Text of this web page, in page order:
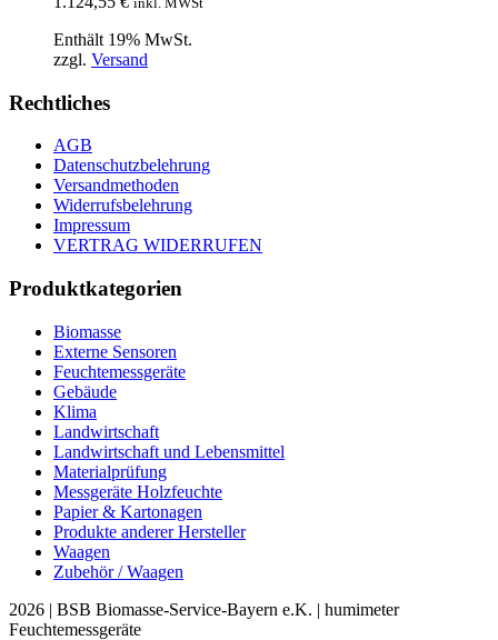
Enthält 19% MwSt.
zzgl. Versand
Rechtliches
AGB
Datenschutzbelehrung
Versandmethoden
Widerrufsbelehrung
Impressum
VERTRAG WIDERRUFEN
Produktkategorien
Biomasse
Externe Sensoren
Feuchtemessgeräte
Gebäude
Klima
Landwirtschaft
Landwirtschaft und Lebensmittel
Materialprüfung
Messgeräte Holzfeuchte
Papier & Kartonagen
Produkte anderer Hersteller
Waagen
Zubehör / Waagen
2026 | BSB Biomasse-Service-Bayern e.K. | humimeter
Feuchtemessgeräte